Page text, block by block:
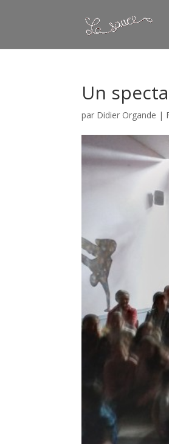
Un
par Didier Organde |